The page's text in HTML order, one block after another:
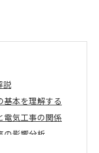
説
基本を理解する
電気工事の関係
の影響分析
すべきポイント